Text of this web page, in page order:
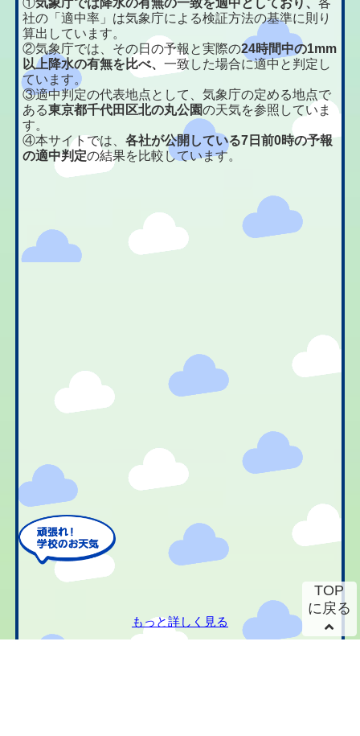
社の「適中率」は気象庁による検証方法の基準に則り
算出しています。
②気象庁では、その日の予報と実際の24時間中の1mm
以上降水の有無を比べ、一致した場合に適中と判定し
ています。
③適中判定の代表地点として、気象庁の定める地点で
ある東京都千代田区北の丸公園の天気を参照していま
す。
④本サイトでは、各社が公開している7日前0時の予報
の適中判定の結果を比較しています。
もっと詳しく見る
TOP
に戻る